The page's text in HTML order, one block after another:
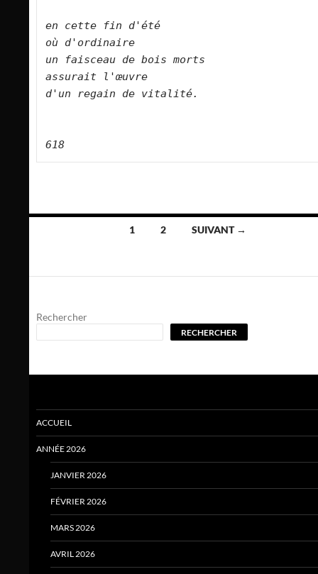
en cette fin d'été
où d'ordinaire
un faisceau de bois morts
assurait l'œuvre
d'un regain de vitalité.
618
articles
1 2 SUIVANT →
Rechercher
RECHERCHER
ACCUEIL
ANNÉE 2026
JANVIER 2026
FÉVRIER 2026
MARS 2026
AVRIL 2026